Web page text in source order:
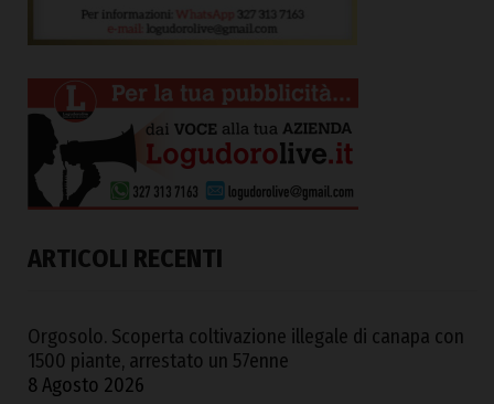
ARTICOLI RECENTI
Orgosolo. Scoperta coltivazione illegale di canapa con
1500 piante, arrestato un 57enne
8 Agosto 2026